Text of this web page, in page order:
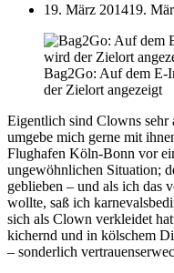
19. März 201419.
Bag2Go: Auf dem E-
der Zielort angezeigt
Eigentlich sind Clowns sehr
umgebe mich gerne mit
Flughafen Köln-Bonn vor
ungewöhnlichen Situation;
geblieben – und als ich das
wollte, saß ich
sich als Clown verkleidet
kichernd und in kölschem
– sonderlich